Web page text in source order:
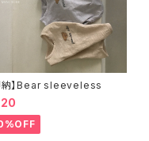
納】Bear sleeveless